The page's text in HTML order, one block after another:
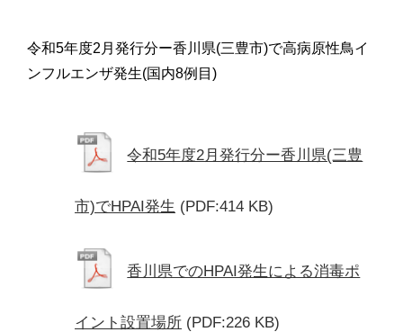
令和5年度2月発行分ー香川県(三豊市)で高病原性鳥イ
ンフルエンザ発生(国内8例目)
令和5年度2月発行分ー香川県(三豊
市)でHPAI発生 (PDF:414 KB)
香川県でのHPAI発生による消毒ポ
イント設置場所 (PDF:226 KB)